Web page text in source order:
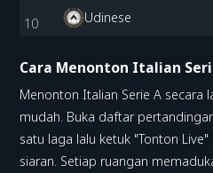
10
Udinese
Cara Menonton Italian
Menonton Italian Serie A secara
mudah. Buka daftar
satu laga lalu ketuk "Tonton
siaran. Setiap ruangan